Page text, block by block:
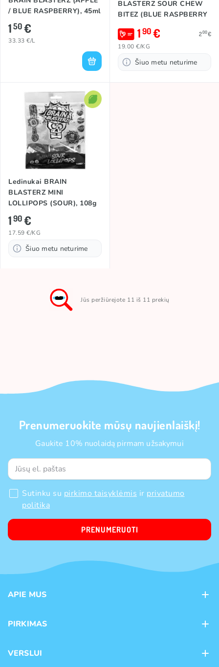
/ BLUE RASPBERRY), 45ml
150€
33.33 €/L
BLASTERZ SOUR CHEW
BITEZ (BLUE RASPBERRY
190€ 200€
19.00 €/KG
Šiuo metu neturime
Ledinukai BRAIN
BLASTERZ MINI
LOLLIPOPS (SOUR), 108g
190€
17.59 €/KG
Šiuo metu neturime
Jūs peržiūrejote 11 iš 11 prekių
Prenumeruokite mūsų naujienlaiškį!
Gaukite 10% nuolaidą pirmam užsakymui
Sutinku su pirkimo taisyklėmis ir privatumo
politika
PRENUMERUOTI
APIE MUS
Kontaktai
PIRKIMAS
Pristatymas
VERSLUI